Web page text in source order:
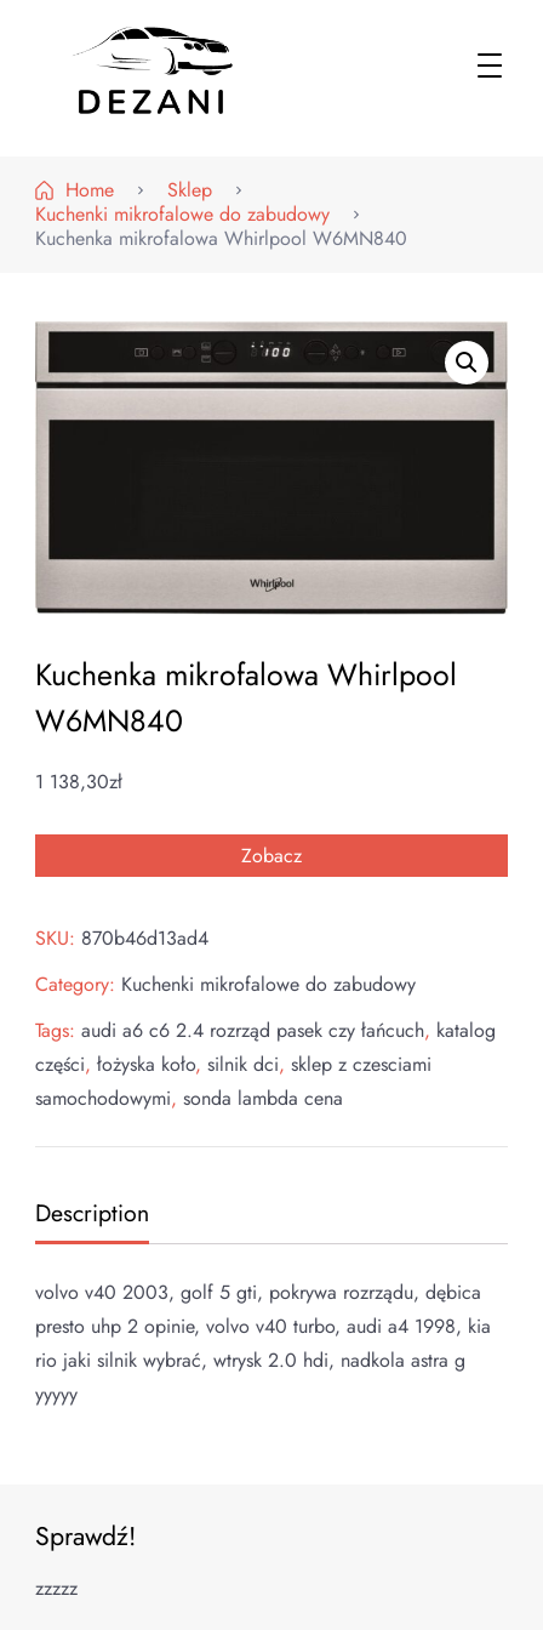
Home
Sklep
Kuchenki mikrofalowe do zabudowy
Kuchenka mikrofalowa Whirlpool W6MN840
Kuchenka mikrofalowa Whirlpool
W6MN840
1 138,30zł
Zobacz
SKU: 870b46d13ad4
Category: Kuchenki mikrofalowe do zabudowy
Tags: audi a6 c6 2.4 rozrząd pasek czy łańcuch, katalog
części, łożyska koło, silnik dci, sklep z czesciami
samochodowymi, sonda lambda cena
Description
volvo v40 2003, golf 5 gti, pokrywa rozrządu, dębica
presto uhp 2 opinie, volvo v40 turbo, audi a4 1998, kia
rio jaki silnik wybrać, wtrysk 2.0 hdi, nadkola astra g
yyyyy
Sprawdź!
zzzzz